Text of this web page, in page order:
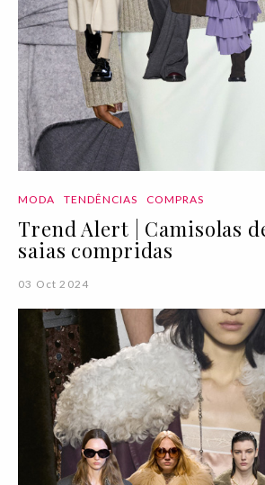
MODA TENDÊNCIAS COMPRAS
Trend Alert | Camisolas
saias compridas
03 Oct 2024